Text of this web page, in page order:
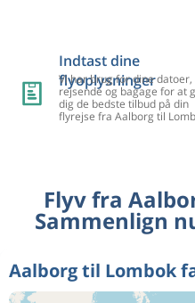
Indtast dine
flyoplysninger
Vi har brug for dine datoer,
rejsende og bagage for at
dig de bedste tilbud på din
flyrejse fra Aalborg til
Flyv fra
Sammenlign
Aalborg til Lombok